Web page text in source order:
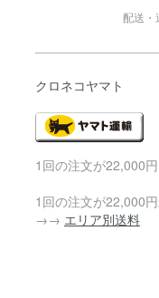
配送・
クロネコヤマト
1回の注文が22,000
1回の注文が22,000
→→ エリア別送料